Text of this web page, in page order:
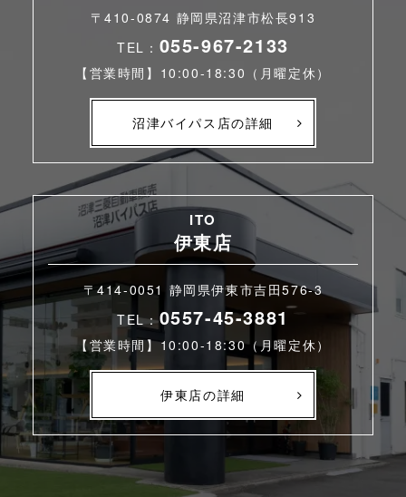
〒410-0874 静岡県沼津市松長913
TEL： 055-967-2133
【営業時間】10:00-18:30（月曜定休）
沼津バイパス店の詳細
ITO
伊東店
〒414-0051 静岡県伊東市吉田576-3
TEL：0557-45-3881
【営業時間】10:00-18:30（月曜定休）
伊東店の詳細